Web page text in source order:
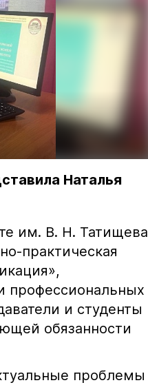
Наталья
им. В. Н. Татищева
практическая
профессиональных
и студенты
обязанности
проблемы